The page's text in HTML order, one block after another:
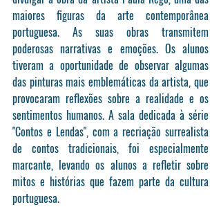
maiores figuras da arte contemporânea
portuguesa. As suas obras transmitem
poderosas narrativas e emoções. Os alunos
tiveram a oportunidade de observar algumas
das pinturas mais emblemáticas da artista, que
provocaram reflexões sobre a realidade e os
sentimentos humanos. A sala dedicada à série
"Contos e Lendas", com a recriação surrealista
de contos tradicionais, foi especialmente
marcante, levando os alunos a refletir sobre
mitos e histórias que fazem parte da cultura
portuguesa.